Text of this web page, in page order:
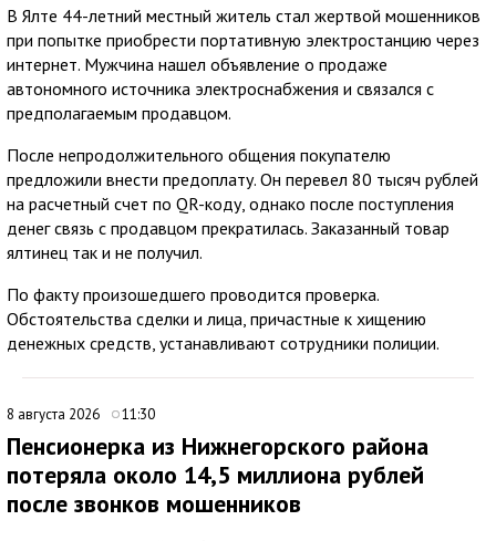
В Ялте 44-летний местный житель стал жертвой мошенников
при попытке приобрести портативную электростанцию через
интернет. Мужчина нашел объявление о продаже
автономного источника электроснабжения и связался с
предполагаемым продавцом.
После непродолжительного общения покупателю
предложили внести предоплату. Он перевел 80 тысяч рублей
на расчетный счет по QR-коду, однако после поступления
денег связь с продавцом прекратилась. Заказанный товар
ялтинец так и не получил.
По факту произошедшего проводится проверка.
Обстоятельства сделки и лица, причастные к хищению
денежных средств, устанавливают сотрудники полиции.
8 августа 2026 11:30
Пенсионерка из Нижнегорского района
потеряла около 14,5 миллиона рублей
после звонков мошенников